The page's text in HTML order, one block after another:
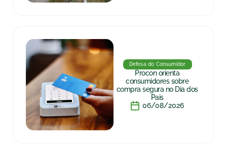
Defesa do Consumidor
Procon orienta
consumidores sobre
compra segura no Dia dos
Pais
06/08/2026